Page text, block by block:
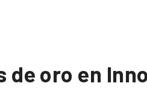
de oro en